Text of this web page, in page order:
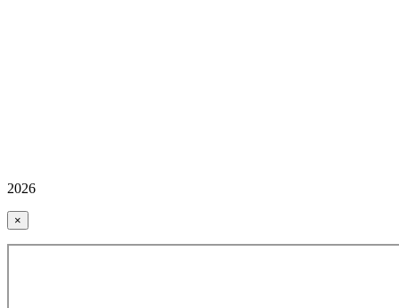
2026
×